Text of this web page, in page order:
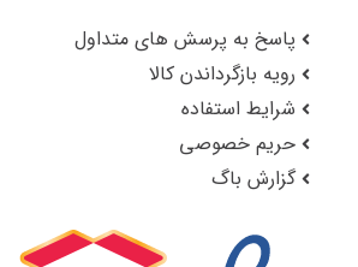
پاسخ به پرسش های متداول
رویه بازگرداندن کالا
شرایط استفاده
حریم خصوصی
گزارش باگ